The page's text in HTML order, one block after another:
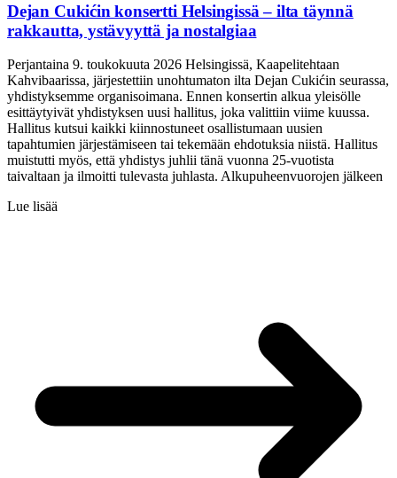
Dejan Cukićin konsertti Helsingissä – ilta täynnä
rakkautta, ystävyyttä ja nostalgiaa
Perjantaina 9. toukokuuta 2026 Helsingissä, Kaapelitehtaan
Kahvibaarissa, järjestettiin unohtumaton ilta Dejan Cukićin seurassa,
yhdistyksemme organisoimana. Ennen konsertin alkua yleisölle
esittäytyivät yhdistyksen uusi hallitus, joka valittiin viime kuussa.
Hallitus kutsui kaikki kiinnostuneet osallistumaan uusien
tapahtumien järjestämiseen tai tekemään ehdotuksia niistä. Hallitus
muistutti myös, että yhdistys juhlii tänä vuonna 25-vuotista
taivaltaan ja ilmoitti tulevasta juhlasta. Alkupuheenvuorojen jälkeen
Lue lisää